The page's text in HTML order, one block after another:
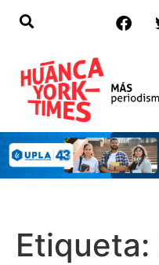
Etiqueta: